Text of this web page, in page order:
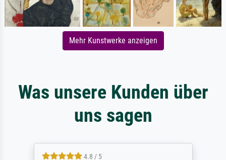
Mehr Kunstwerke anzeigen
Was unsere Kunden über
uns sagen
4.8 / 5